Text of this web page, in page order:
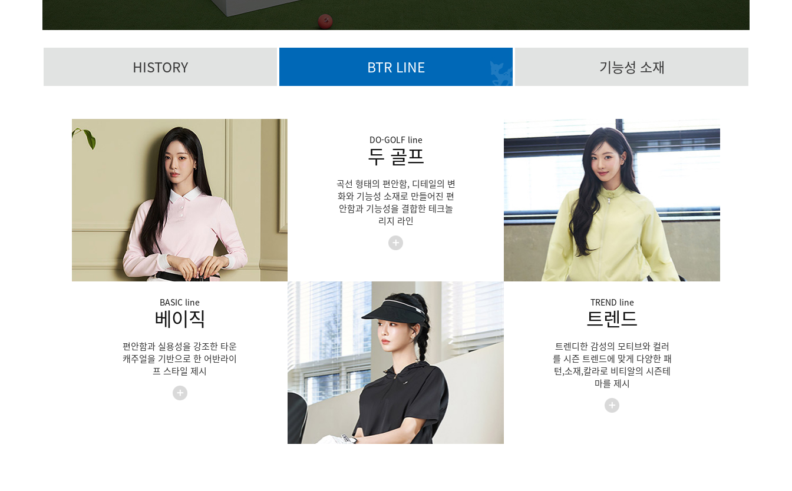
HISTORY BTR LINE 기능성 소재
BASIC line
베이직
편안함과 실용성을 강조한 타운
캐주얼을 기반으로 한 어반라이
프 스타일 제시
DO-GOLFline
두 골프
곡선 형태의 편안함, 디테일의 변
화와 기능성 소재로 만들어진 편
안함과 기능성을 결합한 테크놀
리지 라인
TREND line
트렌드
트렌디한 감성의 모티브와 컬러
를 시즌 트렌드에 맞게 다양한 패
턴,소재,칼라로 비티알의 시즌테
마를 제시